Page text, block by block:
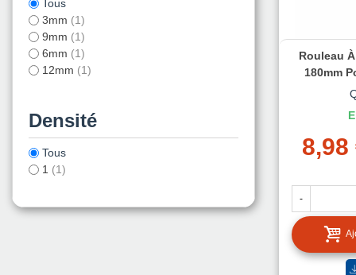
Tous
3mm (1)
9mm (1)
6mm (1)
12mm (1)
Densité
Tous
1 (1)
Rouleau
180mm
8,98
-